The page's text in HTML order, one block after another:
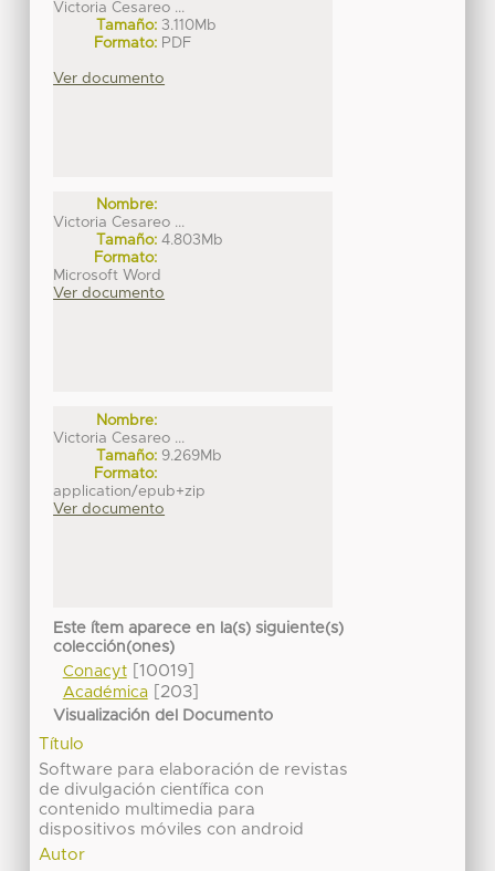
Victoria Cesareo ...
Tamaño: 3.110Mb
Formato: PDF
Ver documento
Nombre:
Victoria Cesareo ...
Tamaño: 4.803Mb
Formato:
Microsoft Word
Ver documento
Nombre:
Victoria Cesareo ...
Tamaño: 9.269Mb
Formato:
application/epub+zip
Ver documento
Este ítem aparece en la(s) siguiente(s)
colección(ones)
Conacyt[10019]
Académica[203]
Visualización del Documento
Título
Software para elaboración de revistas
de divulgación científica con
contenido multimedia para
dispositivos móviles con android
Autor